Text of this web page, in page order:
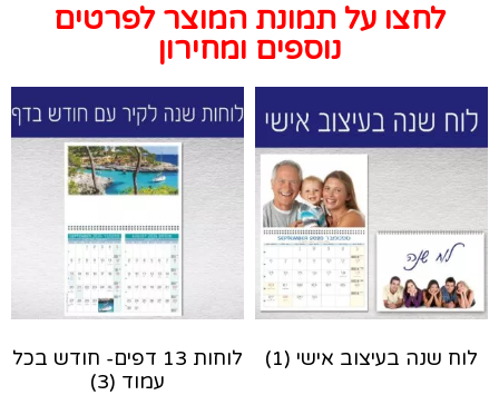
לחצו על תמונת המוצר לפרטים
נוספים ומחירון
לוח שנה בעיצוב אישי (1)
לוחות 13 דפים- חודש בכל
עמוד (3)